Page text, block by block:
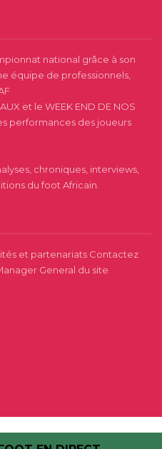
national grâce à son
équipe de professionnels,
et le WEEK END DE NOS
performances des joueurs
chroniques, interviews,
du foot Africain.
et partenariats Contactez
General du site